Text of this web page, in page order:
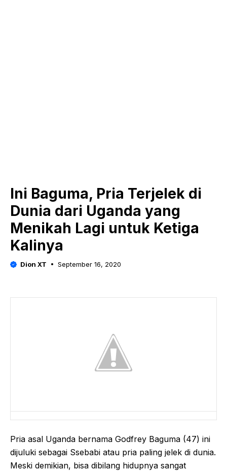
Ini Baguma, Pria Terjelek di
Dunia dari Uganda yang
Menikah Lagi untuk Ketiga
Kalinya
Dion XT September 16, 2020
Pria asal Uganda bernama Godfrey Baguma (47) ini
dijuluki sebagai Ssebabi atau pria paling jelek di dunia.
Meski demikian, bisa dibilang hidupnya sangat